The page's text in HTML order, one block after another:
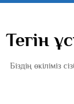
Тегін
Біздің өкіліміз